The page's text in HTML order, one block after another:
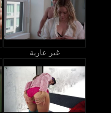
غير عارية